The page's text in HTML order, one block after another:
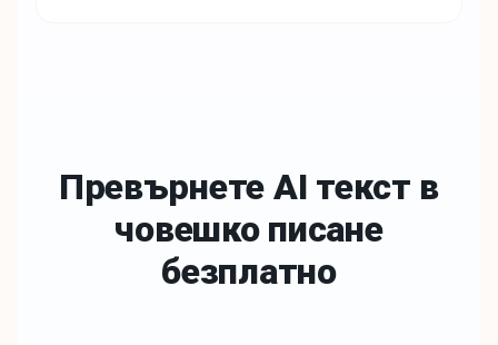
Превърнете AI текст в
човешко писане
безплатно